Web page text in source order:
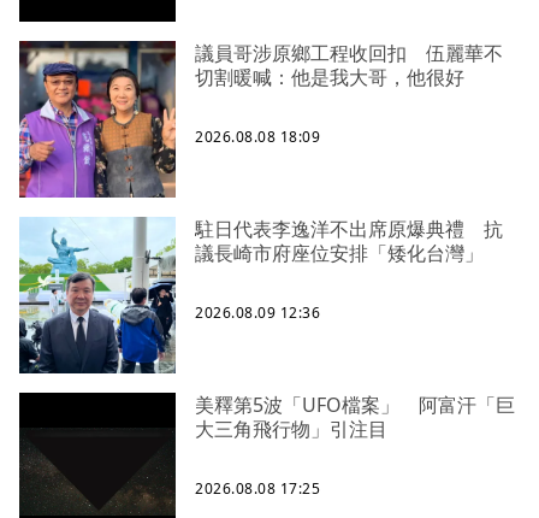
議員哥涉原鄉工程收回扣 伍麗華不
切割暖喊：他是我大哥，他很好
2026.08.08 18:09
駐日代表李逸洋不出席原爆典禮 抗
議長崎市府座位安排「矮化台灣」
2026.08.09 12:36
美釋第5波「UFO檔案」 阿富汗「巨
大三角飛行物」引注目
2026.08.08 17:25